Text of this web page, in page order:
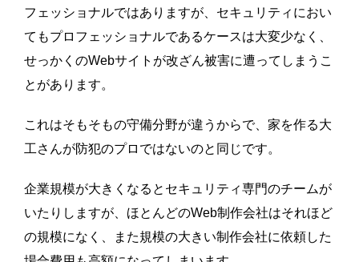
フェッショナルではありますが、セキュリティにおい
てもプロフェッショナルであるケースは大変少なく、
せっかくのWebサイトが改ざん被害に遭ってしまうこ
とがあります。
これはそもそもの守備分野が違うからで、家を作る大
工さんが防犯のプロではないのと同じです。
企業規模が大きくなるとセキュリティ専門のチームが
いたりしますが、ほとんどのWeb制作会社はそれほど
の規模になく、また規模の大きい制作会社に依頼した